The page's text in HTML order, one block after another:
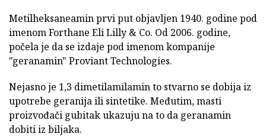
Metilheksaneamin prvi put objavljen 1940. godine pod
imenom Forthane Eli Lilly & Co. Od 2006. godine,
počela je da se izdaje pod imenom kompanije
"geranamin" Proviant Technologies.
Nejasno je 1,3 dimetilamilamin to stvarno se dobija iz
upotrebe geranija ili sintetike. Međutim, masti
proizvođači gubitak ukazuju na to da geranamin
dobiti iz biljaka.